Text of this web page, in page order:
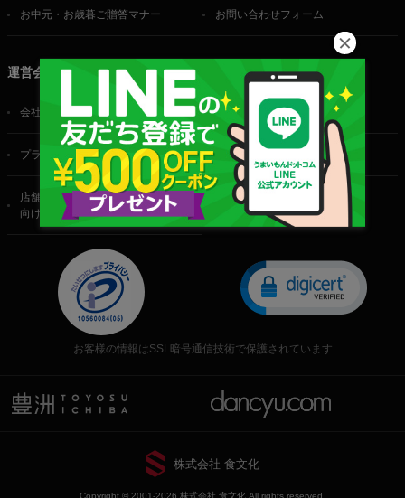
お中元・お歳暮ご贈答マナー お問い合わせフォーム
運営会社
会社概要 ご利用規約
プライバシーポリシー 特定商取引法に基づく表記
店舗・法人・生産者様
向けのお問い合わせ
お客様の情報はSSL暗号通信技術で保護されています
株式会社 食文化
Copyright © 2001-2026 株式会社 食文化 All rights reserved.